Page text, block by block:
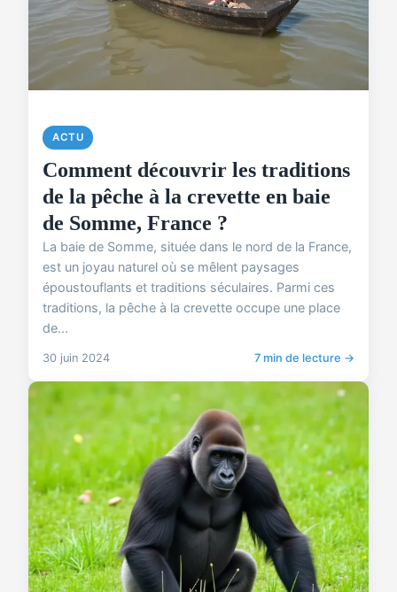
ACTU
Comment découvrir les traditions
de la pêche à la crevette en baie
de Somme, France ?
La baie de Somme, située dans le nord de la France,
est un joyau naturel où se mêlent paysages
époustouflants et traditions séculaires. Parmi ces
traditions, la pêche à la crevette occupe une place
de...
30 juin 2024 7 min de lecture →